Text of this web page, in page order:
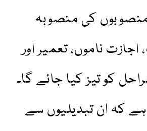
کی منصوبہ
ناموں، تعمیر اور
کو تیز کیا جائے گا۔
کہ ان تبدیلیوں سے